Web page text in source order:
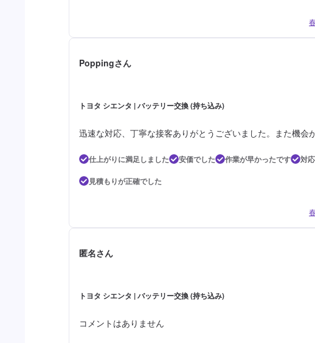
Poppingさん
トヨタ シエンタ | バッテリー交換 (持ち込み)
迅速な対応、丁寧な接客ありがとうございました。また機会
仕上がりに満足しました 安価でした 作業が早かったです 対
見積もりが正確でした
匿名さん
トヨタ シエンタ | バッテリー交換 (持ち込み)
コメントはありません